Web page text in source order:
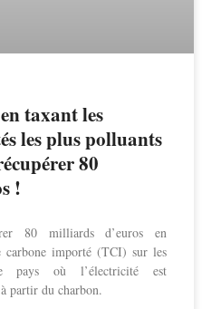
taxant les
les plus polluants
80
!
80 milliards d’euros en
carbone importé (TCI) sur les
pays où l’électricité est
partir du charbon.